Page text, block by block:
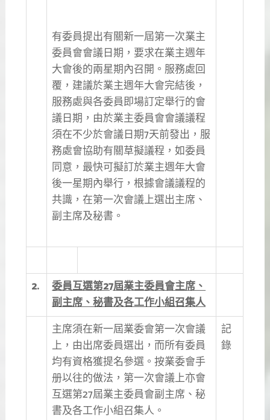
有委員提出有關新一屆第一次業主
委員會會議日期，要求在業主週年
大會後的兩星期內召開。服務處回
覆，建議於業主週年大會完結後，
服務處與各委員即場訂定舉行的會
議日期，由於業主委員會會議議程
須在不少於會議日期7天前發出，服
務處會協助有關草擬議程，如委員
同意，最快可擬訂於業主週年大會
後一星期內舉行，根據會議議程的
共識，在第一次會議上選出主席、
副主席及秘書。
2. 委員互選第27屆業主委員會主席、
副主席、秘書及各工作小組召集人
主席須在新一屆業委會第一次會議
上，由出席委員選出，而所有委員
均有資格獲提名參選。按業委會手
册以往的做法，第一次會議上亦會
互選第27屆業主委員會副主席、秘
書及各工作小組召集人。
記
錄